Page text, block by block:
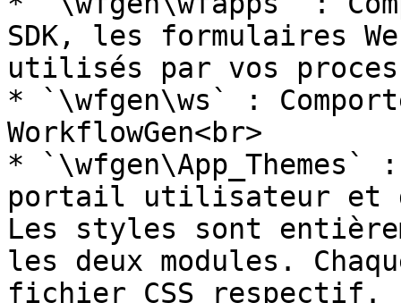
SDK, les formulaires
utilisés par vos
* `\wfgen\ws` :
WorkflowGen<br>
*
portail utilisateur et
Les styles sont
les deux modules.
fichier CSS respectif.